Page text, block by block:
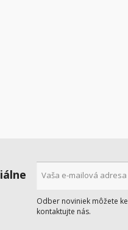
Odber noviniek môžete
kontaktujte nás.